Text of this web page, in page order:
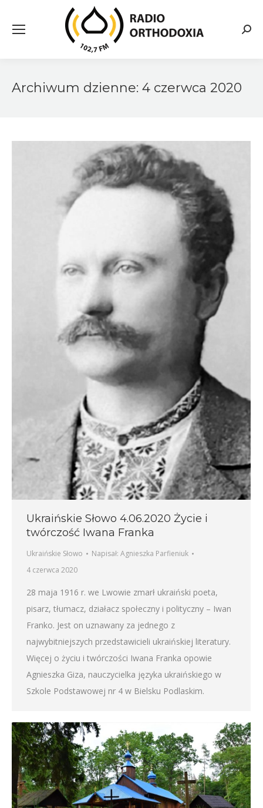
Archiwum dzienne: 4 czerwca 2020
Ukraińskie Słowo 4.06.2020 Życie i
twórczość Iwana Franka
Ukraińskie Słowo Napisał: Agnieszka Parfieniuk
4 czerwca 2020
28 maja 1916 r. we Lwowie zmarł ukraiński poeta,
pisarz, tłumacz, działacz społeczny i polityczny – Iwan
Franko. Jest on uznawany za jednego z
najwybitniejszych przedstawicieli ukraińskiej literatury.
Więcej o życiu i twórczości Iwana Franka opowie
Agnieszka Giza, nauczycielka języka ukraińskiego w
Szkole Podstawowej nr 4 w Bielsku Podlaskim.